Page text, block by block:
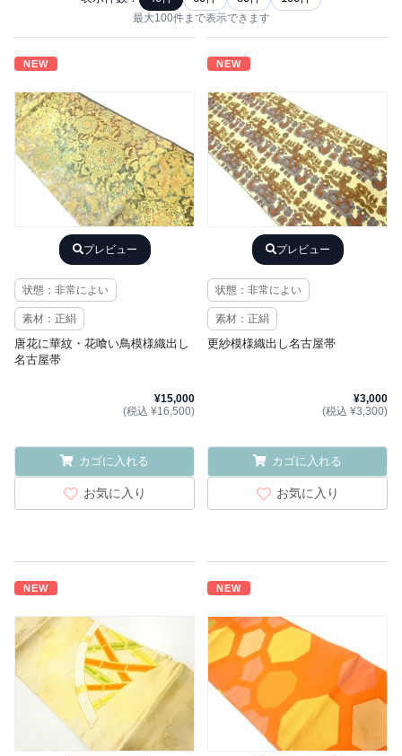
最大100件まで表示できます
NEW
プレビュー
状態：非常によい
素材：正絹
唐花に華紋・花喰い鳥模様織出し
名古屋帯
¥15,000
(税込 ¥16,500)
カゴに入れる
お気に入り
NEW
プレビュー
状態：非常によい
素材：正絹
更紗模様織出し名古屋帯
¥3,000
(税込 ¥3,300)
カゴに入れる
お気に入り
NEW NEW